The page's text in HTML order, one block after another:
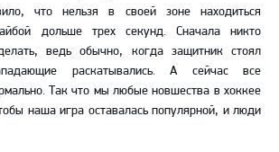
что нельзя в своей зоне находиться
дольше трех секунд. Сначала никто
ведь обычно, когда защитник стоял
раскатывались. А сейчас все
Так что мы любые новшества в хоккее
наша игра оставалась популярной, и люди